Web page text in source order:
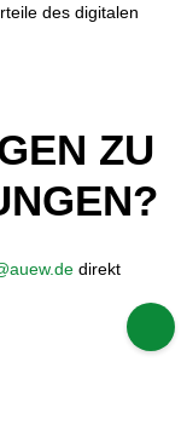
des digitalen
ZU
direkt